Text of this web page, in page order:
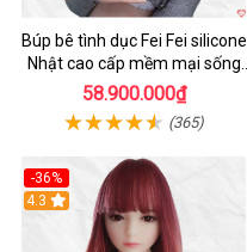
Búp bê tình dục Fei Fei silicone
Nhật cao cấp mềm mại sống
động
58.900.000₫
(365)
-36%
4.3